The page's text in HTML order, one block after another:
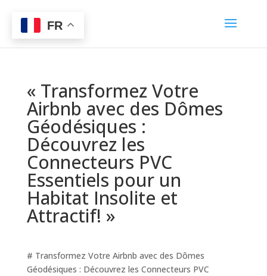
« Transformez Votre
Airbnb avec des Dômes
Géodésiques :
Découvrez les
Connecteurs PVC
Essentiels pour un
Habitat Insolite et
Attractif! »
# Transformez Votre Airbnb avec des Dômes
Géodésiques : Découvrez les Connecteurs PVC
FR